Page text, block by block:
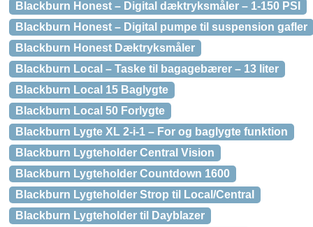
Blackburn Honest – Digital dæktryksmåler – 1-150 PSI
Blackburn Honest – Digital pumpe til suspension gafler
Blackburn Honest Dæktryksmåler
Blackburn Local – Taske til bagagebærer – 13 liter
Blackburn Local 15 Baglygte
Blackburn Local 50 Forlygte
Blackburn Lygte XL 2-i-1 – For og baglygte funktion
Blackburn Lygteholder Central Vision
Blackburn Lygteholder Countdown 1600
Blackburn Lygteholder Strop til Local/Central
Blackburn Lygteholder til Dayblazer